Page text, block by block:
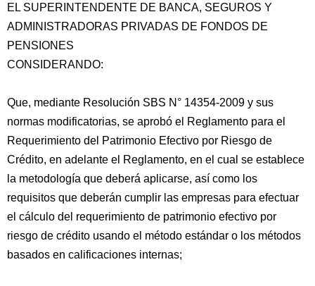
EL SUPERINTENDENTE DE BANCA, SEGUROS Y
ADMINISTRADORAS PRIVADAS DE FONDOS DE
PENSIONES
CONSIDERANDO:
Que, mediante Resolución SBS N° 14354-2009 y sus
normas modificatorias, se aprobó el Reglamento para el
Requerimiento del Patrimonio Efectivo por Riesgo de
Crédito, en adelante el Reglamento, en el cual se establece
la metodología que deberá aplicarse, así como los
requisitos que deberán cumplir las empresas para efectuar
el cálculo del requerimiento de patrimonio efectivo por
riesgo de crédito usando el método estándar o los métodos
basados en calificaciones internas;